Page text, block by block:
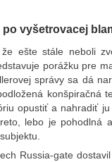
po vyšetrovacej
ešte stále neboli
porážku pre
správy sa dá
konšpiračná
opustiť a nahradiť
lebo je pohodlná
Russia-gate